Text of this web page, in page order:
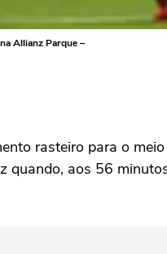
Allianz Parque –
rasteiro para o
quando, aos 56